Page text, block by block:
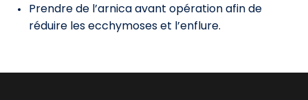
Prendre de l’arnica avant opération afin de
réduire les ecchymoses et l’enflure.